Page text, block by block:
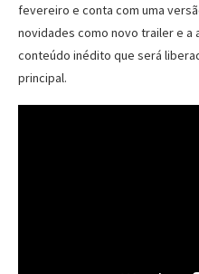
fevereiro e conta com uma
novidades como novo trailer e a
conteúdo inédito que será
principal.